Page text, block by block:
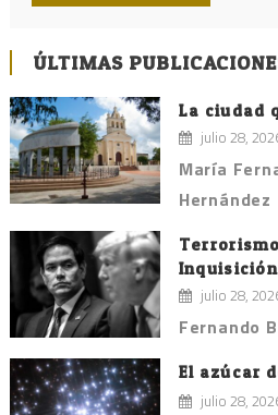
ÚLTIMAS
La ciudad
julio 28,
María
Hernández
julio 28,
Fernando
El azúcar
julio 28,